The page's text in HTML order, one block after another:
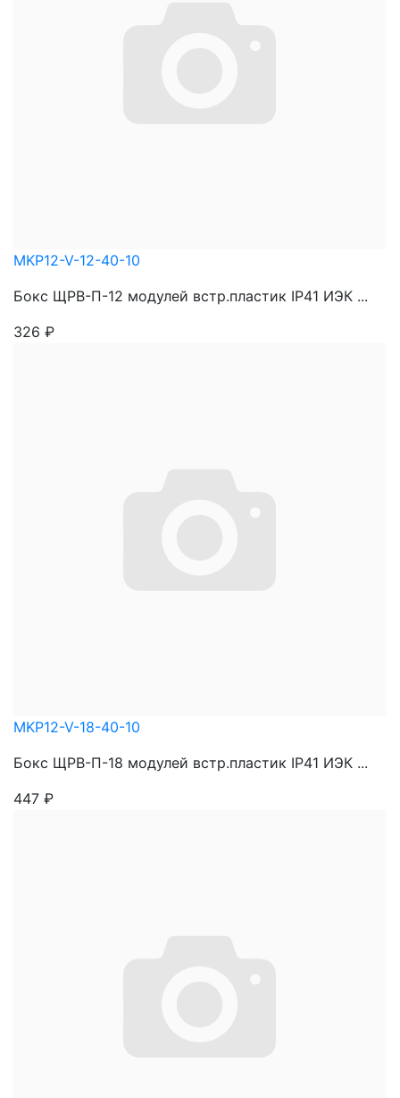
MKP12-V-12-40-10
Бокс ЩРВ-П-12 модулей встр.пластик IP41 ИЭК ...
326 ₽
MKP12-V-18-40-10
Бокс ЩРВ-П-18 модулей встр.пластик IP41 ИЭК ...
447 ₽